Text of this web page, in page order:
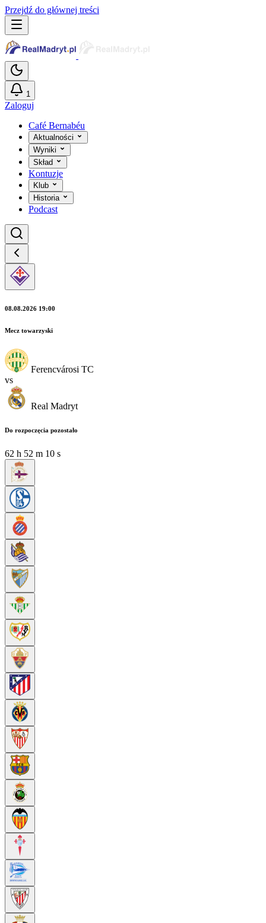
Przejdź do głównej treści
1
Zaloguj
Café Bernabéu
Aktualności
Wyniki
Skład
Kontuzje
Klub
Historia
Podcast
08.08.2026 19:00
Mecz towarzyski
Ferencvárosi TC
vs
Real Madryt
Do rozpoczęcia pozostało
62 h 52 m 08 s